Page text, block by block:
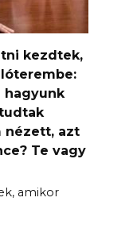
kezdtek,
hagyunk
nézett, azt
Te vagy
amikor